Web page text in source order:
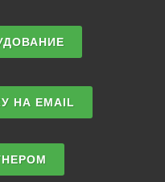
НА EMAIL